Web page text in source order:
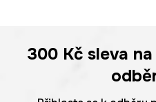
300 Kč sleva